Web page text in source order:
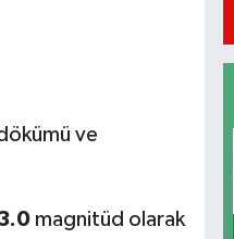
ve
magnitüd olarak